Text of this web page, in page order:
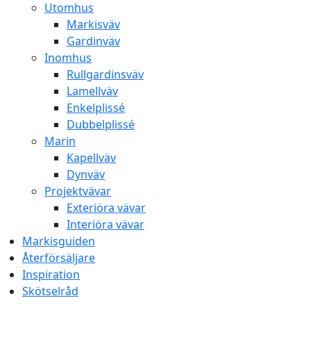
Utomhus
Markisväv
Gardinväv
Inomhus
Rullgardinsväv
Lamellväv
Enkelplissé
Dubbelplissé
Marin
Kapellväv
Dynväv
Projektvävar
Exteriöra vävar
Interiöra vävar
Markisguiden
Återförsäljare
Inspiration
Skötselråd